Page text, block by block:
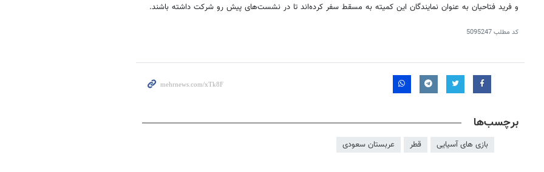
و فرید فتاحیان به عنوان نمایندگان این کمیته به مسقط سفر کرده‌اند تا در نشست‌های پیش رو شرکت داشته باشند.
کد مطلب5095247
برچسب‌ها
بازی های آسیایی قطر عربستان سعودی